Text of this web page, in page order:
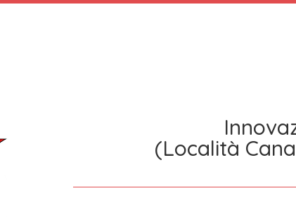
(Località